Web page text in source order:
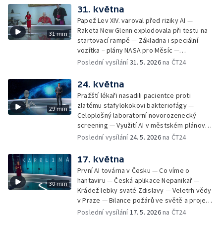
rozšiřovat — Výzkum léku na mozkový nádor
DIPG u dětí — Stále větší kroupy kvůli
klimatické změně — Motýlí půlhodinka —
Hmyz roku 2026: kudlanka — První
paraastronaut by se měl podívat na
oběžnou dráhu — Nanoplasty mohou
narušovat ochrannou vrstvu plic — Věda
Argus s 20 končetinami a 20 "očima"
31 min
31. května
Papež Lev XIV. varoval před riziky AI —
Raketa New Glenn explodovala při testu na
startovací rampě — Základna i speciální
vozítka – plány NASA pro Měsíc —
Meteorologové upravili barvy na teplotních
přibývá, díky vědě ale ubývá tragédií —
Zemřel Toman Brod — Zájem o posilující
dávky vakcín mezi Čechy klesá — Hyde Park
Civilizace: Andrea Ghez — Repelenty proti
komárům je můžou paradoxně přitahovat —
65 let od vyhlášení programu Apollo — Proč
má T. rex tak krátké horní končetiny
Poslední vysílání31. 5. 2026na ČT24
29 min
24. května
Pražští lékaři nasadili pacientce proti
zlatému stafylokokovi bakteriofágy —
Celoplošný laboratorní novorozenecký
screening — Využití AI v městském plánování
— ChatGPT Plus na Maltě pro všechny
korálové útesy — Tropické dny v květnu —
Následky a likvidace havárie v Černobylu —
Hyde Park Civilizace: Timothy Snyder — Věda
kolem nás: bílá barva bříz — Soutěž snímků
Mléčné dráhy
Poslední vysílání 24. 5. 2026na ČT24
30 min
17. května
První AI továrna v Česku — Co víme o
hantaviru — Česká aplikace Nepanikař —
Krádež lebky svaté Zdislavy — Veletrh vědy
v Praze — Bilance požárů ve světě a projevy
klimatických změn — Šíření nebezpečných
Poslední vysílání17. 5. 2026na ČT24